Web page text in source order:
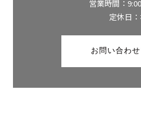
営業時間：
定休日
お問い合わ